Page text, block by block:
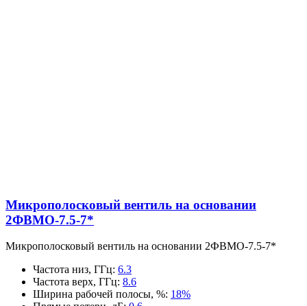
Микрополосковый вентиль на основании
2ФВМO-7.5-7*
Микрополосковый вентиль на основании 2ФВМO-7.5-7*
Частота низ, ГГц: 6.3
Частота верх, ГГц: 8.6
Ширина рабочей полосы, %: 18%